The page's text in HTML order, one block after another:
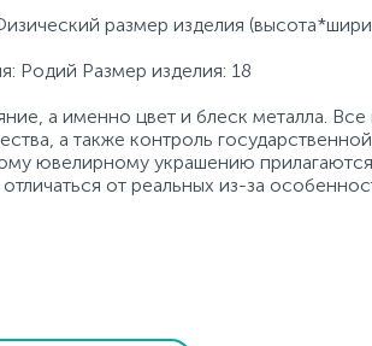
размер изделия
Родий Размер изделия: 18
а именно цвет и блеск металла.
а также контроль
ювелирному украшению
от реальных из-за